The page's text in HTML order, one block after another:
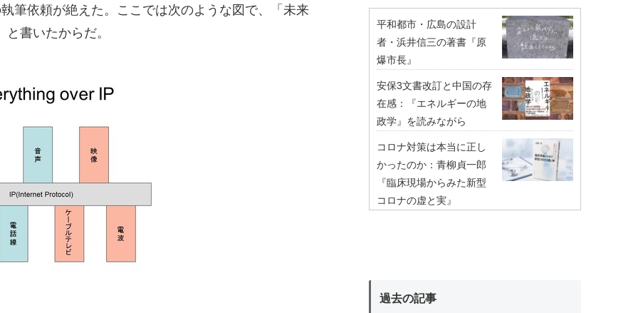
筆依頼が絶えた。ここでは次のような図で、「未来
書いたからだ。
平和都市・広島の設計
者・浜井信三の著書『原
爆市長』
安保3文書改訂と中国の存
在感：『エネルギーの地
政学』を読みながら
コロナ対策は本当に正し
かったのか：青柳貞一郎
『臨床現場からみた新型
コロナの虚と実』
過去の記事